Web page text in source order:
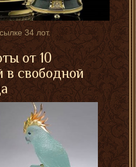
34 лот.
от 10
в свободной